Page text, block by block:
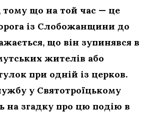
тому що на той час — це
із Слобожанщини до
що він зупинявся в
жителів або
при одній із церков.
у Святотроїцькому
на згадку про цю подію в